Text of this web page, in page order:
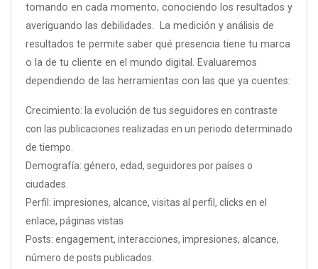
tomando en cada momento, conociendo los resultados y
averiguando las debilidades. La medición y análisis de
resultados te permite saber qué presencia tiene tu marca
o la de tu cliente en el mundo digital. Evaluaremos
dependiendo de las herramientas con las que ya cuentes:
Crecimiento: la evolución de tus seguidores en contraste
con las publicaciones realizadas en un periodo determinado
de tiempo.
Demografía: género, edad, seguidores por países o
ciudades.
Perfil: impresiones, alcance, visitas al perfil, clicks en el
enlace, páginas vistas
Posts: engagement, interacciones, impresiones, alcance,
número de posts publicados.